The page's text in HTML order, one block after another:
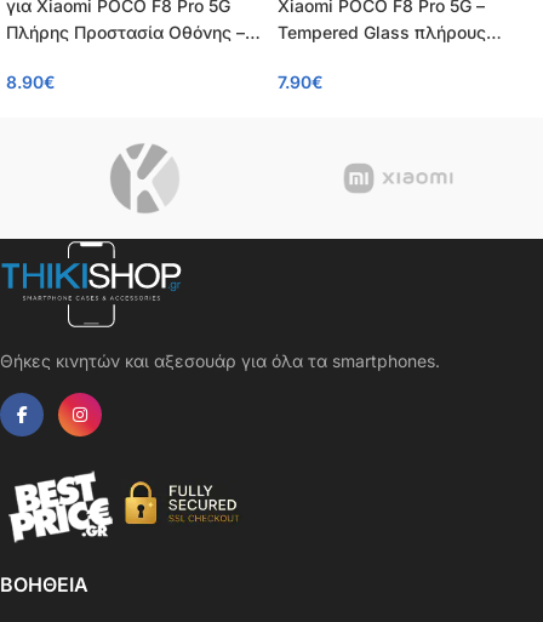
για Xiaomi POCO F8 Pro 5G
Πλήρης Προστασία Οθόνης –
100%, OEM, 0.26mm
8.90€
Xiaomi POCO F8 Pro 5G –
Tempered Glass πλήρους
7.90€
Θήκες κινητών και αξεσουάρ για όλα τα smartphones.
ΒΟΗΘΕΙΑ